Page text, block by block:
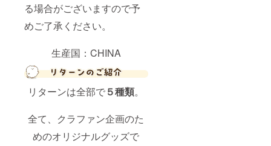
る場合がございますので予
めご了承ください。
生産国：CHINA
リターンは全部で５種類。
全て、クラファン企画のた
めのオリジナルグッズで